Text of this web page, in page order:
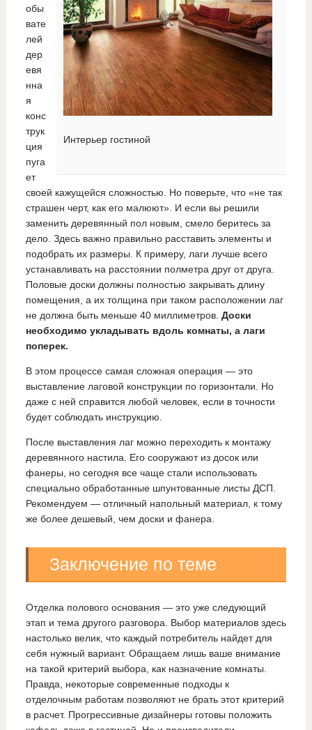
Интерьер гостиной
обы
вате
лей
дер
евя
нна
я
конс
трук
ция
пуга
ет
своей кажущейся сложностью. Но поверьте, что «не так
страшен черт, как его малюют». И если вы решили
заменить деревянный пол новым, смело беритесь за
дело. Здесь важно правильно расставить элементы и
подобрать их размеры. К примеру, лаги лучше всего
устанавливать на расстоянии полметра друг от друга.
Половые доски должны полностью закрывать длину
помещения, а их толщина при таком расположении лаг
не должна быть меньше 40 миллиметров. Доски
необходимо укладывать вдоль комнаты, а лаги
поперек.
В этом процессе самая сложная операция — это
выставление лаговой конструкции по горизонтали. Но
даже с ней справится любой человек, если в точности
будет соблюдать инструкцию.
После выставления лаг можно переходить к монтажу
деревянного настила. Его сооружают из досок или
фанеры, но сегодня все чаще стали использовать
специально обработанные шпунтованные листы ДСП.
Рекомендуем — отличный напольный материал, к тому
же более дешевый, чем доски и фанера.
Заключение по теме
Отделка полового основания — это уже следующий
этап и тема другого разговора. Выбор материалов здесь
настолько велик, что каждый потребитель найдет для
себя нужный вариант. Обращаем лишь ваше внимание
на такой критерий выбора, как назначение комнаты.
Правда, некоторые современные подходы к
отделочным работам позволяют не брать этот критерий
в расчет. Прогрессивные дизайнеры готовы положить